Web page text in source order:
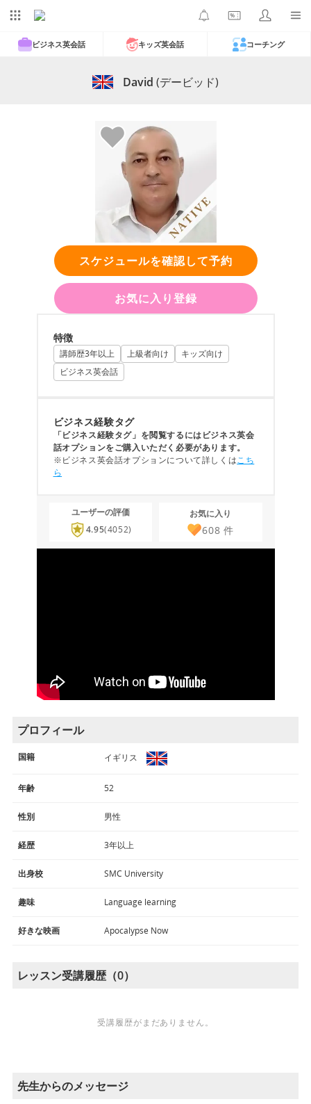
ビジネス英会話 キッズ英会話 コーチング
David (デービッド)
スケジュールを確認して予約
お気に入り登録
特徴
講師歴3年以上 上級者向け
キッズ向け
ビジネス英会話
ビジネス経験タグ
「ビジネス経験タグ」を閲覧するにはビジネス英会
話オプションをご購入いただく必要があります。
※ビジネス英会話オプションについて詳しくはこち
ら
ユーザーの評価
4.95(4052)
お気に入り
608 件
プロフィール
国籍 イギリス
年齢 52
性別 男性
経歴 3年以上
出身校 SMC University
趣味 Language learning
好きな映画 Apocalypse Now
レッスン受講履歴（0）
受講履歴がまだありません。
先生からのメッセージ